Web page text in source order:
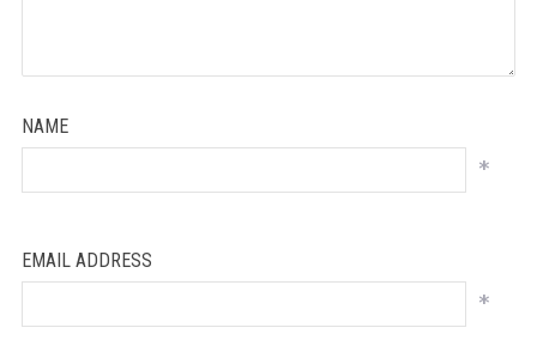
NAME
*
EMAIL ADDRESS
*